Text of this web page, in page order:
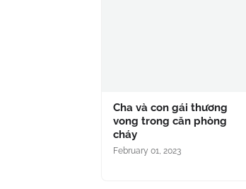
Cha và con gái thương
vong trong căn phòng
cháy
February 01, 2023